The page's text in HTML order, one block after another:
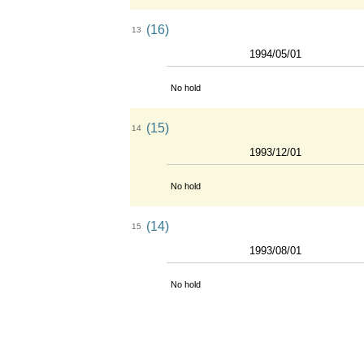
13 (16)
1994/05/01
No hold
14 (15)
1993/12/01
No hold
15 (14)
1993/08/01
No hold